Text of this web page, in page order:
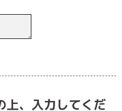
上、入力してくだ